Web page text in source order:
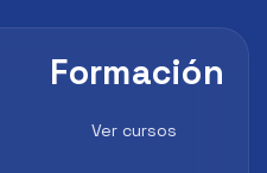
Formación
Ver cursos